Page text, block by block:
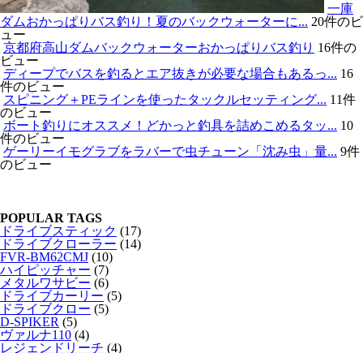
一庫
ダムおかっぱりバス釣り！夏のバックウォーターに... 20件のビ
ュー
京都府高山ダムバックウォーターおかっぱりバス釣り 16件の
ビュー
ディープでバスを釣るとエア抜きが必要な場合もあるっ... 16
件のビュー
スピニング＋PEラインを使ったタックルセッティング... 11件
のビュー
ボート釣りにオススメ！どかっと釣具を詰めこめるタッ... 10
件のビュー
ゲーリーイモグラブをラバーで虫チューン「沈み虫」量... 9件
のビュー
POPULAR TAGS
ドライブスティック (17)
ドライブクローラー (14)
FVR-BM62CMJ (10)
ハイピッチャー (7)
メタルワサビー (6)
ドライブカーリー (5)
ドライブクロー (5)
D-SPIKER (5)
ヴァルナ110 (4)
レジェンドリーチ (4)